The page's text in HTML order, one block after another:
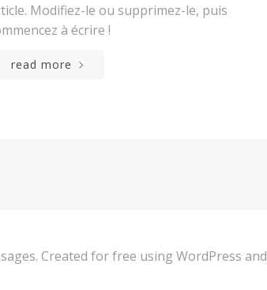
Modifiez-le ou supprimez-le, puis
à écrire !
read more
Created for free using WordPress and